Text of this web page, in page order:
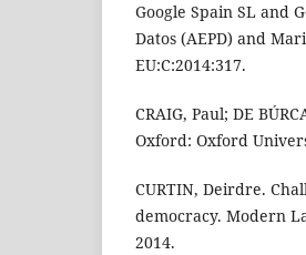
Google Spain SL and
Datos (AEPD) and
EU:C:2014:317.
CRAIG, Paul; DE
Oxford: Oxford
CURTIN, Deirdre.
democracy. Modern
2014.